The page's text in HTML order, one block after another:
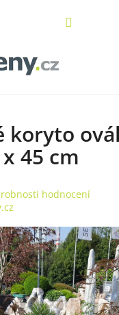
koryto
45 cm
hodnocení